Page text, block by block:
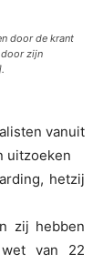
door de krant
zijn
vanuit
uitzoeken
hetzij
zij hebben
van 22